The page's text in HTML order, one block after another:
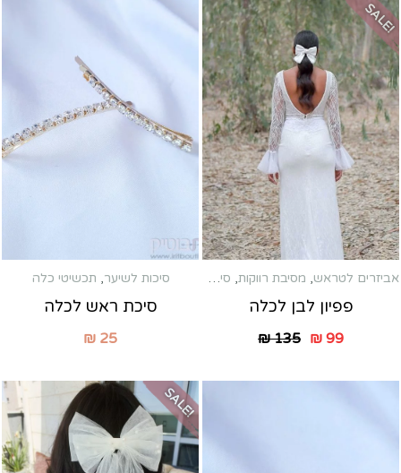
SALE!
אביזרים לטראש, מסיבת רווקות, סיכות לשיער ,תכשיטי כלה
פפיון לבן לכלה
₪135 ₪99
סיכות לשיער, תכשיטי כלה
סיכת ראש לכלה
₪ 25
SALE!